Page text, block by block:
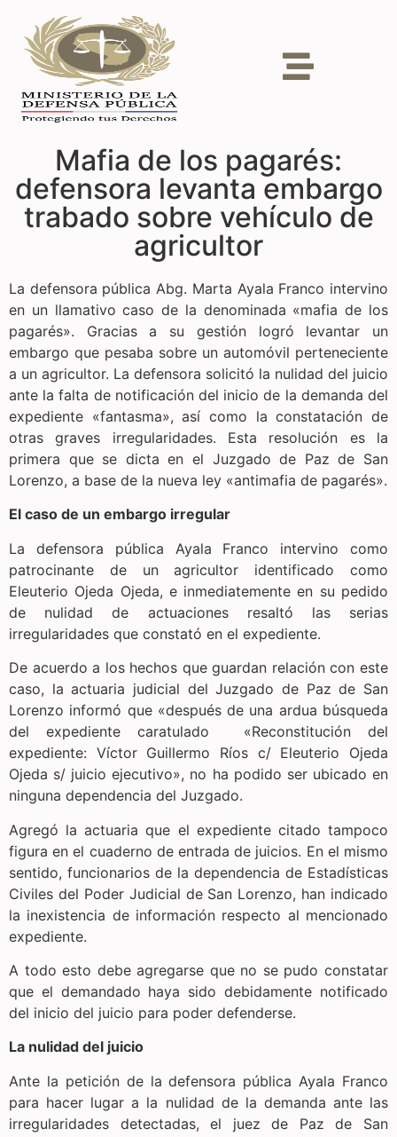
Mafia de los pagarés:
defensora levanta embargo
trabado sobre vehículo de
agricultor
La defensora pública Abg. Marta Ayala Franco intervino
en un llamativo caso de la denominada «mafia de los
pagarés». Gracias a su gestión logró levantar un
embargo que pesaba sobre un automóvil perteneciente
a un agricultor. La defensora solicitó la nulidad del juicio
ante la falta de notificación del inicio de la demanda del
expediente «fantasma», así como la constatación de
otras graves irregularidades. Esta resolución es la
primera que se dicta en el Juzgado de Paz de San
Lorenzo, a base de la nueva ley «antimafia de pagarés».
El caso de un embargo irregular
La defensora pública Ayala Franco intervino como
patrocinante de un agricultor identificado como
Eleuterio Ojeda Ojeda, e inmediatemente en su pedido
de nulidad de actuaciones resaltó las serias
irregularidades que constató en el expediente.
De acuerdo a los hechos que guardan relación con este
caso, la actuaria judicial del Juzgado de Paz de San
Lorenzo informó que «después de una ardua búsqueda
del expediente caratulado «Reconstitución del
expediente: Víctor Guillermo Ríos c/ Eleuterio Ojeda
Ojeda s/ juicio ejecutivo», no ha podido ser ubicado en
ninguna dependencia del Juzgado.
Agregó la actuaria que el expediente citado tampoco
figura en el cuaderno de entrada de juicios. En el mismo
sentido, funcionarios de la dependencia de Estadísticas
Civiles del Poder Judicial de San Lorenzo, han indicado
la inexistencia de información respecto al mencionado
expediente.
A todo esto debe agregarse que no se pudo constatar
que el demandado haya sido debidamente notificado
del inicio del juicio para poder defenderse.
La nulidad del juicio
Ante la petición de la defensora pública Ayala Franco
para hacer lugar a la nulidad de la demanda ante las
irregularidades detectadas, el juez de Paz de San